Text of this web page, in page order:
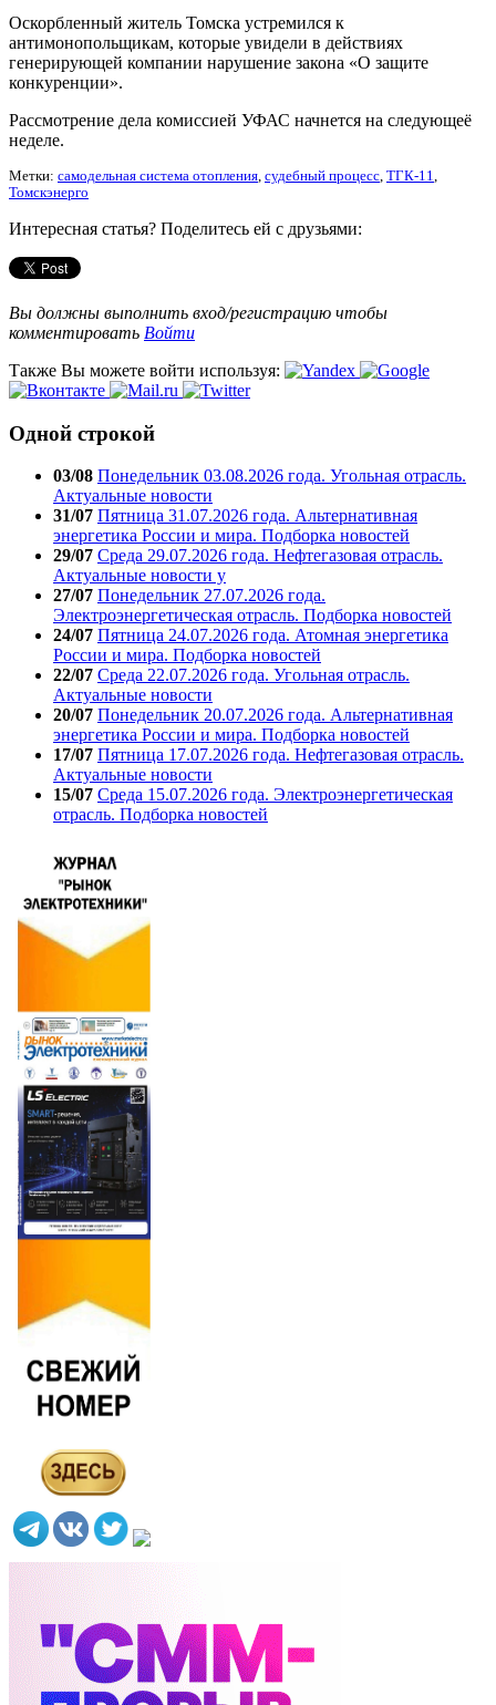
Оскорбленный житель Томска устремился к
антимонопольщикам, которые увидели в действиях
генерирующей компании нарушение закона «О защите
конкуренции».
Рассмотрение дела комиссией УФАС начнется на следующеё
неделе.
Метки: самодельная система отопления, судебный процесс, ТГК-11,
Томскэнерго
Интересная статья? Поделитесь ей с друзьями:
Вы должны выполнить вход/регистрацию чтобы
комментировать Войти
Также Вы можете войти используя:
Одной строкой
03/08 Понедельник 03.08.2026 года. Угольная отрасль.
Актуальные новости
31/07 Пятница 31.07.2026 года. Альтернативная
энергетика России и мира. Подборка новостей
29/07 Среда 29.07.2026 года. Нефтегазовая отрасль.
Актуальные новости у
27/07 Понедельник 27.07.2026 года.
Электроэнергетическая отрасль. Подборка новостей
24/07 Пятница 24.07.2026 года. Атомная энергетика
России и мира. Подборка новостей
22/07 Среда 22.07.2026 года. Угольная отрасль.
Актуальные новости
20/07 Понедельник 20.07.2026 года. Альтернативная
энергетика России и мира. Подборка новостей
17/07 Пятница 17.07.2026 года. Нефтегазовая отрасль.
Актуальные новости
15/07 Среда 15.07.2026 года. Электроэнергетическая
отрасль. Подборка новостей